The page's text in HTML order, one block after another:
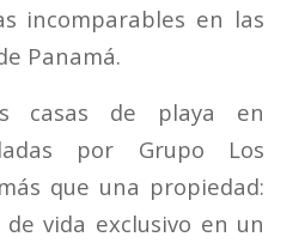
incomparables en las
Panamá.
casas de playa en
por Grupo Los
que una propiedad:
vida exclusivo en un